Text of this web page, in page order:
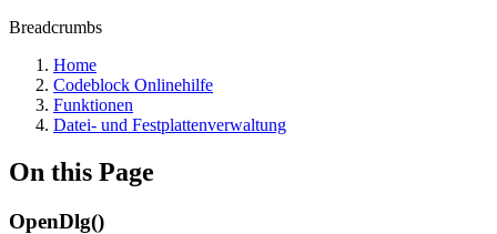
Breadcrumbs
Home
Codeblock Onlinehilfe
Funktionen
Datei- und Festplattenverwaltung
On this Page
OpenDlg()